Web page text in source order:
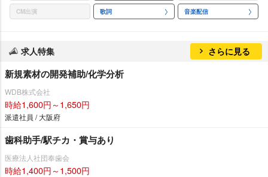
CM出演 歌詞 音楽配信
求人特集 さらに見る
新規素材の開発補助/化学分析
WDB株式会社
時給1,600円～1,650円
派遣社員 / 大阪府
歯科助手/駅チカ・賞与あり
医療法人社団奉歯会
時給1,400円～1,500円